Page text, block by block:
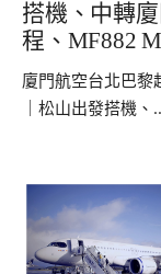
搭機、中轉
程、MF882
廈門航空台北巴黎
｜松山出發搭機、